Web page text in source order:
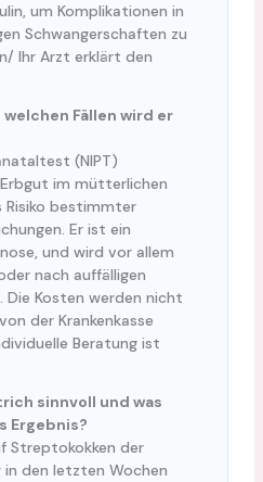
um Komplikationen in
Schwangerschaften zu
Ihr Arzt erklärt den
welchen Fällen wird er
(NIPT)
im mütterlichen
bestimmter
Er ist ein
und wird vor allem
nach auffälligen
Die Kosten werden nicht
der Krankenkasse
Beratung ist
sinnvoll und was
Ergebnis?
Streptokokken der
in den letzten Wochen